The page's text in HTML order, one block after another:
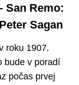
San Remo:
Sagan
roku 1907.
bude v poradí
počas prvej